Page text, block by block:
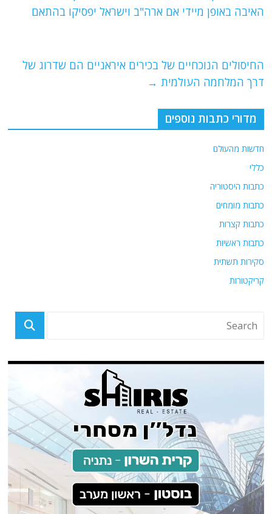
A
ra
b
k
האיבה באופן מיידי אם ארה"ב וישראל יפסיקו בהתאם
החיסולים הנוכחיים של בכירים איראניים הם שדרוג של
דרך המלחמה העולמית →
מדורי כתבות נוספים
חדשות מהעולם
כללי
כתבות היסטוריה
כתבות מומחים
כתבות קצרות
כתבות ראשיות
סקירות תשתית
קריקטורות